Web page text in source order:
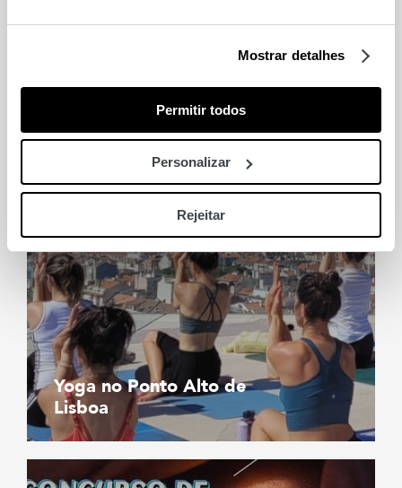
Mostrar detalhes
Permitir todos
Personalizar
Rejeitar
Yoga no Ponto Alto de
Lisboa